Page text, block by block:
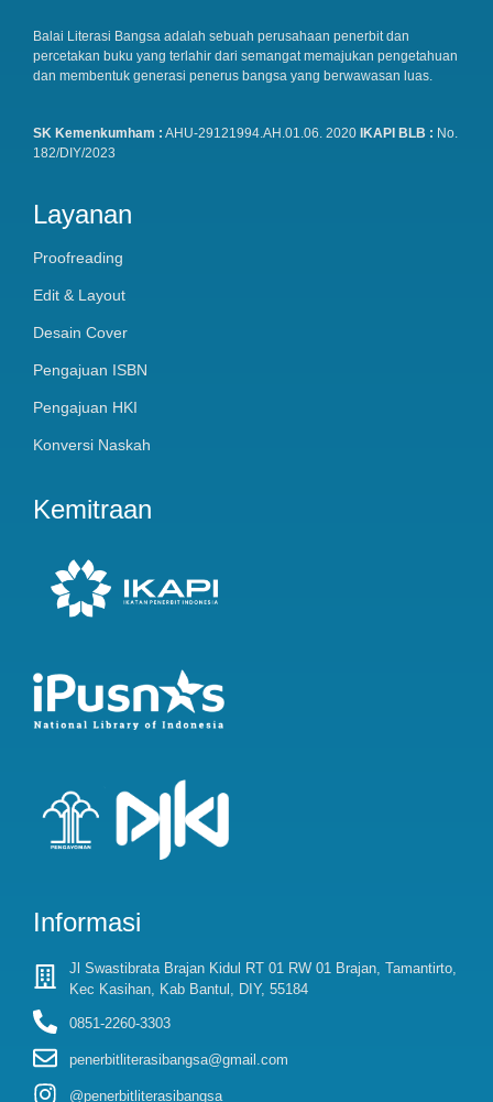
Balai Literasi Bangsa adalah sebuah perusahaan penerbit dan
percetakan buku yang terlahir dari semangat memajukan pengetahuan
dan membentuk generasi penerus bangsa yang berwawasan luas.
SK Kemenkumham : AHU-29121994.AH.01.06. 2020 IKAPI BLB : No.
182/DIY/2023
Layanan
Proofreading
Edit & Layout
Desain Cover
Pengajuan ISBN
Pengajuan HKI
Konversi Naskah
Kemitraan
Informasi
Jl Swastibrata Brajan Kidul RT 01 RW 01 Brajan, Tamantirto,
Kec Kasihan, Kab Bantul, DIY, 55184
0851-2260-3303
penerbitliterasibangsa@gmail.com
@penerbitliterasibangsa